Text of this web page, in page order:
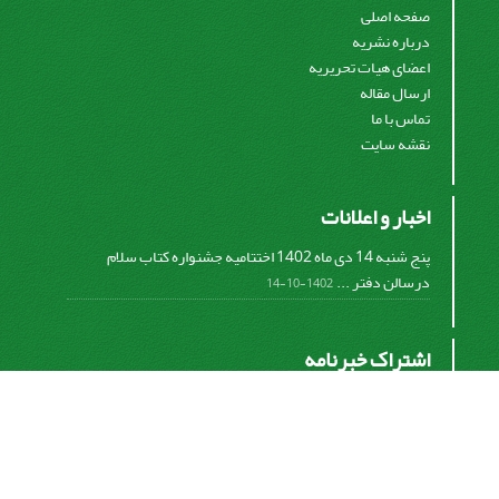
صفحه اصلی
درباره نشریه
اعضای هیات تحریریه
ارسال مقاله
تماس با ما
نقشه سایت
اخبار و اعلانات
پنج شنبه 14 دی ماه 1402 اختتامیه جشنواره کتاب سلام
درسالن دفتر ...1402-10-14
اشتراک خبرنامه